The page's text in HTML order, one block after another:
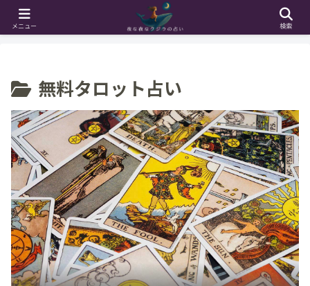
ホーム 無料タロット占い
無料タロット占い
メニュー 検索